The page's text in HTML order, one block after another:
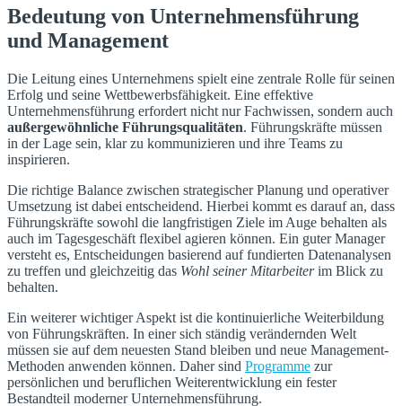
Bedeutung von Unternehmensführung
und Management
Die Leitung eines Unternehmens spielt eine zentrale Rolle für seinen
Erfolg und seine Wettbewerbsfähigkeit. Eine effektive
Unternehmensführung erfordert nicht nur Fachwissen, sondern auch
außergewöhnliche Führungsqualitäten. Führungskräfte müssen
in der Lage sein, klar zu kommunizieren und ihre Teams zu
inspirieren.
Die richtige Balance zwischen strategischer Planung und operativer
Umsetzung ist dabei entscheidend. Hierbei kommt es darauf an, dass
Führungskräfte sowohl die langfristigen Ziele im Auge behalten als
auch im Tagesgeschäft flexibel agieren können. Ein guter Manager
versteht es, Entscheidungen basierend auf fundierten Datenanalysen
zu treffen und gleichzeitig das Wohl seiner Mitarbeiterim Blick zu
behalten.
Ein weiterer wichtiger Aspekt ist die kontinuierliche Weiterbildung
von Führungskräften. In einer sich ständig verändernden Welt
müssen sie auf dem neuesten Stand bleiben und neue Management-
Methoden anwenden können. Daher sind Programme zur
persönlichen und beruflichen Weiterentwicklung ein fester
Bestandteil moderner Unternehmensführung.